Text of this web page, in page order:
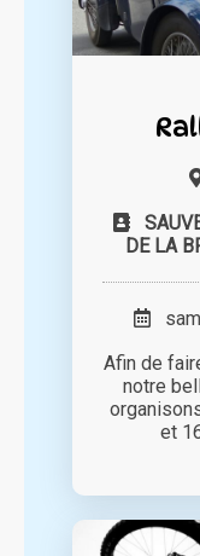
DE LA
Afin de
notre
et